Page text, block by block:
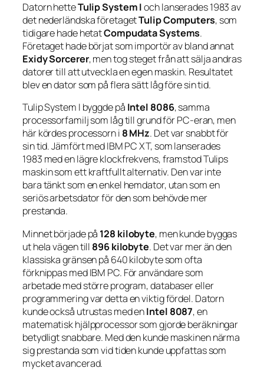
Datorn hetteTulip System Ioch lanserades 1983 av
det nederländska företagetTulip Computers, som
tidigare hade hetatCompudata Systems.
Företaget hade börjat som importör av bland annat
Exidy Sorcerer, men tog steget från att sälja andras
datorer till att utveckla en egen maskin. Resultatet
blev en dator som på flera sätt låg före sin tid.
Tulip System I byggde på Intel 8086, samma
processorfamilj som låg till grund för PC-eran, men
här kördes processorn i 8 MHz. Det var snabbt för
sin tid. Jämfört med IBM PC XT, som lanserades
1983 med en lägre klockfrekvens, framstod Tulips
maskin som ett kraftfullt alternativ. Den var inte
bara tänkt som en enkel hemdator, utan som en
seriös arbetsdator för den som behövde mer
prestanda.
Minnet började på 128 kilobyte, men kunde byggas
ut hela vägen till 896 kilobyte. Det var mer än den
klassiska gränsen på 640 kilobyte som ofta
förknippas med IBM PC. För användare som
arbetade med större program, databaser eller
programmering var detta en viktig fördel. Datorn
kunde också utrustas med enIntel 8087, en
matematisk hjälpprocessor som gjorde beräkningar
betydligt snabbare. Med den kunde maskinen närma
sig prestanda som vid tiden kunde uppfattas som
mycket avancerad.